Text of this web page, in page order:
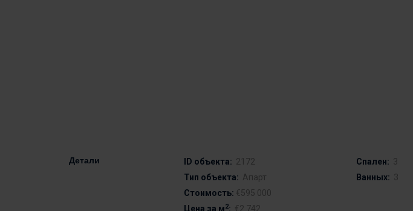
Детали ID объекта: 2172
Тип объекта: Апарт
Стоимость: €595 000
Цена за м2: €2 742
Спален: 3
Ванных: 3